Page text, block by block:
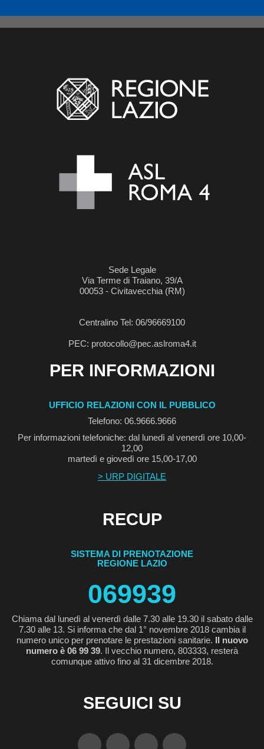
Sede Legale
Via Terme di Traiano, 39/A
00053 - Civitavecchia (RM)
Centralino Tel: 06/96669100
PEC: protocollo@pec.aslroma4.it
PER INFORMAZIONI
UFFICIO RELAZIONI CON IL PUBBLICO
Telefono: 06.9666.9666
Per informazioni telefoniche: dal lunedì al venerdì ore 10,00-
12,00
martedì e giovedì ore 15,00-17,00
> URP DIGITALE
RECUP
SISTEMA DI PRENOTAZIONE
REGIONE LAZIO
069939
Chiama dal lunedì al venerdì dalle 7.30 alle 19.30 il sabato dalle
7.30 alle 13. Si informa che dal 1° novembre 2018 cambia il
numero unico per prenotare le prestazioni sanitarie. Il nuovo
numero è 06 99 39. Il vecchio numero, 803333, resterà
comunque attivo fino al 31 dicembre 2018.
SEGUICI SU